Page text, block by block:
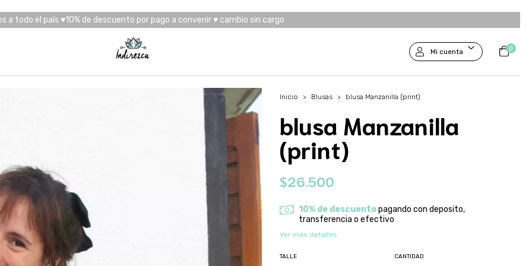
a todo el país ♥10% de descuento por pago a convenir ♥ cambio sin cargo
Mi cuenta 0
Inicio > Blusas > blusa Manzanilla (print)
blusa Manzanilla
(print)
$26.500
10% de descuentopagando con deposito,
transferencia o efectivo
Ver más detalles
TALLE CANTIDAD